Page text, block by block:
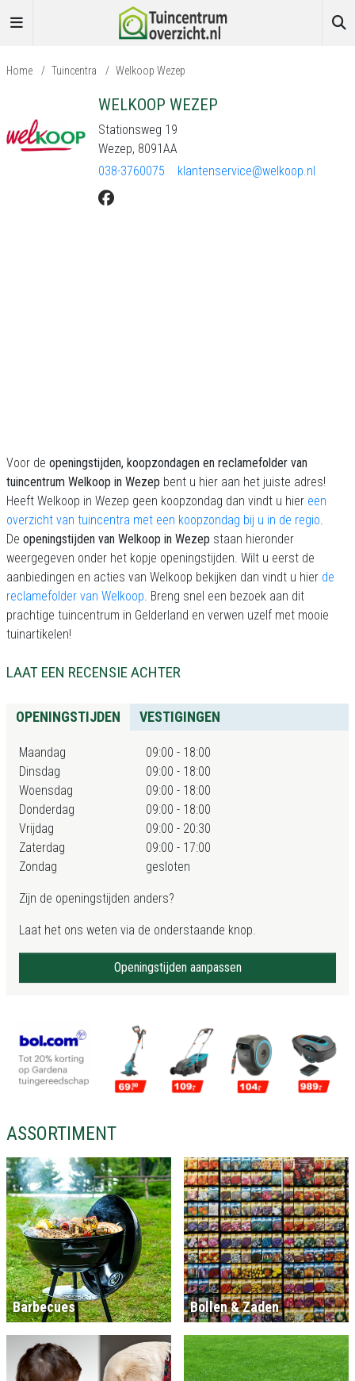
Home / Tuincentra / Welkoop Wezep
WELKOOP WEZEP
Stationsweg 19
Wezep, 8091AA
038-3760075
klantenservice@welkoop.nl
Voor de openingstijden, koopzondagen en reclamefolder van
tuincentrum Welkoop in Wezep bent u hier aan het juiste adres!
Heeft Welkoop in Wezep geen koopzondag dan vindt u hier een
overzicht van tuincentra met een koopzondag bij u in de regio.
De openingstijden van Welkoop in Wezep staan hieronder
weergegeven onder het kopje openingstijden. Wilt u eerst de
aanbiedingen en acties van Welkoop bekijken dan vindt u hier de
reclamefolder van Welkoop. Breng snel een bezoek aan dit
prachtige tuincentrum in Gelderland en verwen uzelf met mooie
tuinartikelen!
LAAT EEN RECENSIE ACHTER
OPENINGSTIJDEN VESTIGINGEN
Maandag
09:00 - 18:00
Dinsdag
09:00 - 18:00
Woensdag
09:00 - 18:00
Donderdag
09:00 - 18:00
Vrijdag
09:00 - 20:30
Zaterdag
09:00 - 17:00
Zondag
gesloten
Zijn de openingstijden anders?
Laat het ons weten via de onderstaande knop.
Openingstijden aanpassen
ASSORTIMENT
Barbecues Bollen & Zaden